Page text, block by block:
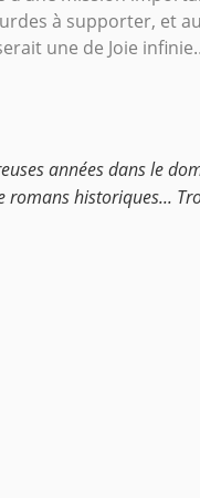
à supporter, et
une de Joie
années dans le
historiques...